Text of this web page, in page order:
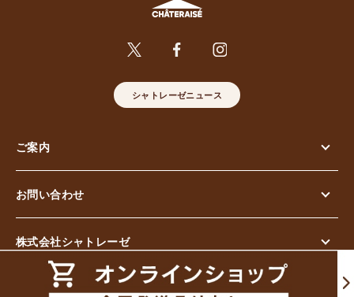
シャトレーゼニュース
ご案内
お問い合わせ
株式会社シャトレーゼ
© Chateraise Co.,Ltd. All Rights Reserved.